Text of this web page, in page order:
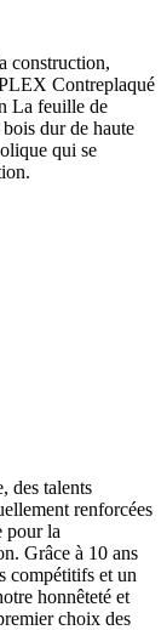
construction,
Contreplaqué
La feuille de
dur de haute
qui se
des talents
renforcées
pour la
Grâce à 10 ans
compétitifs et un
honnêteté et
choix des